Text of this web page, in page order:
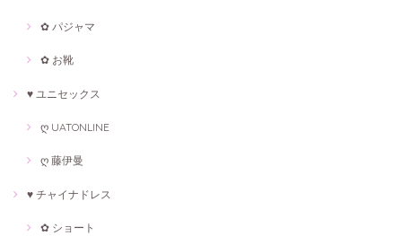
✿ パジャマ
✿ お靴
♥ ユニセックス
ღ UATONLINE
ღ 藤伊曼
♥ チャイナドレス
✿ ショート